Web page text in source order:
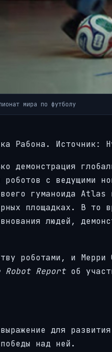
мира по футболу
Рабона. Источник:
демонстрация
с ведущими
гуманоида Atlas
площадках. В то
людей,
роботами, и
Robot Reportоб
для
над ней.